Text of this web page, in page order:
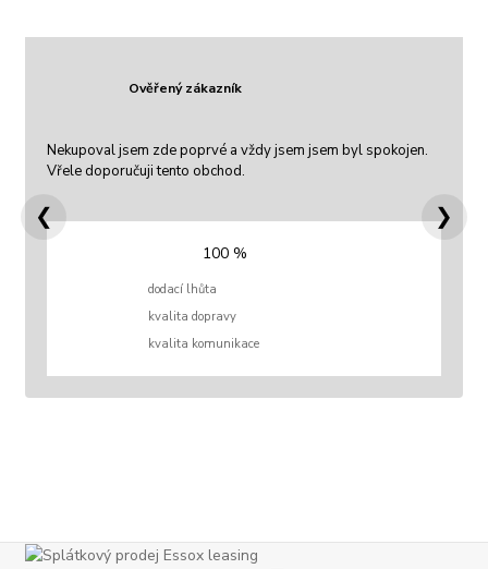
Ověřený zákazník
Nekupoval jsem zde poprvé a vždy jsem jsem byl spokojen.
Vřele doporučuji tento obchod.
100 %
dodací lhůta
kvalita dopravy
kvalita komunikace
❮ ❯